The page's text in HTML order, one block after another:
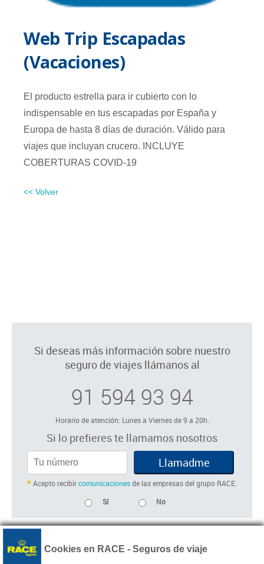
Cookies en RACE - Seguros de viaje
Web Trip Escapadas
(Vacaciones)
El producto estrella para ir cubierto con lo
indispensable en tus escapadas por España y
Europa de hasta 8 días de duración. Válido para
viajes que incluyan crucero. INCLUYE
COBERTURAS COVID-19
<< Volver
Si deseas más información sobre nuestro
seguro de viajes llámanos al
91 594 93 94
Horario de atención: Lunes a Viernes de 9 a 20h.
Si lo prefieres te llamamos nosotros
Acepto recibircomunicacionesde las empresas del grupo RACE.
Sí
No